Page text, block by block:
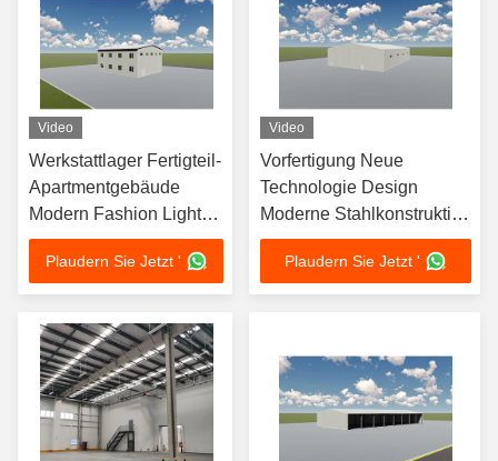
Video
Werkstattlager Fertigteil-
Apartmentgebäude
Modern Fashion Light
Building
Stahlkonstruktion
Fertighaus
Plaudern Sie Jetzt '
Video
Vorfertigung Neue
Technologie Design
Moderne Stahlkonstruktion
Werkstatt
Plaudern Sie Jetzt '